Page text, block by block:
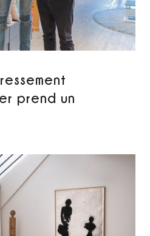
prend un